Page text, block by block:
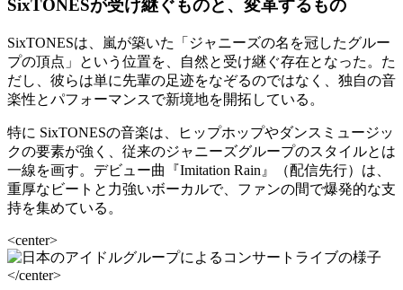
SixTONESが受け継ぐものと、変革するもの
SixTONESは、嵐が築いた「ジャニーズの名を冠したグルー
プの頂点」という位置を、自然と受け継ぐ存在となった。た
だし、彼らは単に先輩の足迹をなぞるのではなく、独自の音
楽性とパフォーマンスで新境地を開拓している。
特に SixTONESの音楽は、ヒップホップやダンスミュージッ
クの要素が強く、従来のジャニーズグループのスタイルとは
一線を画す。デビュー曲『Imitation Rain』（配信先行）は、
重厚なビートと力強いボーカルで、ファンの間で爆発的な支
持を集めている。
<center>
</center>